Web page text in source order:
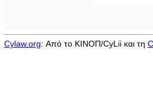
Cylaw.org: Από το ΚΙΝOΠ/CyLii και τη